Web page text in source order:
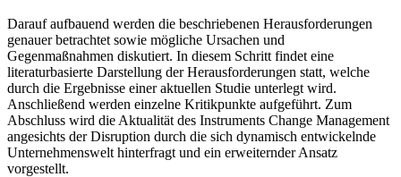
Darauf aufbauend werden die beschriebenen Herausforderungen
genauer betrachtet sowie mögliche Ursachen und
Gegenmaßnahmen diskutiert. In diesem Schritt findet eine
literaturbasierte Darstellung der Herausforderungen statt, welche
durch die Ergebnisse einer aktuellen Studie unterlegt wird.
Anschließend werden einzelne Kritikpunkte aufgeführt. Zum
Abschluss wird die Aktualität des Instruments Change Management
angesichts der Disruption durch die sich dynamisch entwickelnde
Unternehmenswelt hinterfragt und ein erweiternder Ansatz
vorgestellt.